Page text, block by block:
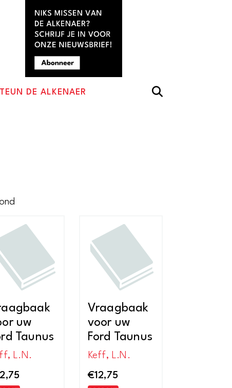
DE ALKENAER
nieuwste
uw
Taunus
L.N.
Vraagbaak
voor uw
Ford Taunus
Keff, L.N.
€12,75